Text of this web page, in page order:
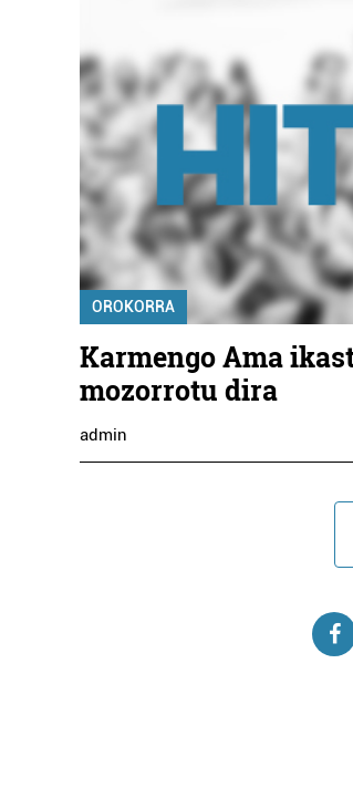
OROKORRA
Karmengo Ama
mozorrotu dira
admin